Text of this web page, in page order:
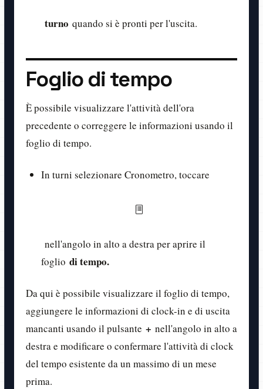
turno quando si è pronti per l'uscita.
Foglio di tempo
È possibile visualizzare l'attività dell'ora
precedente o correggere le informazioni usando il
foglio di tempo.
In turni selezionare Cronometro, toccare
nell'angolo in alto a destra per aprire il
foglio di tempo.
Da qui è possibile visualizzare il foglio di tempo,
aggiungere le informazioni di clock-in e di uscita
mancanti usando il pulsante + nell'angolo in alto a
destra e modificare o confermare l'attività di clock
del tempo esistente da un massimo di un mese
prima.